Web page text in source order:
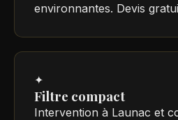
environnantes. Devis
✦
Filtre compact
Intervention à Launac et